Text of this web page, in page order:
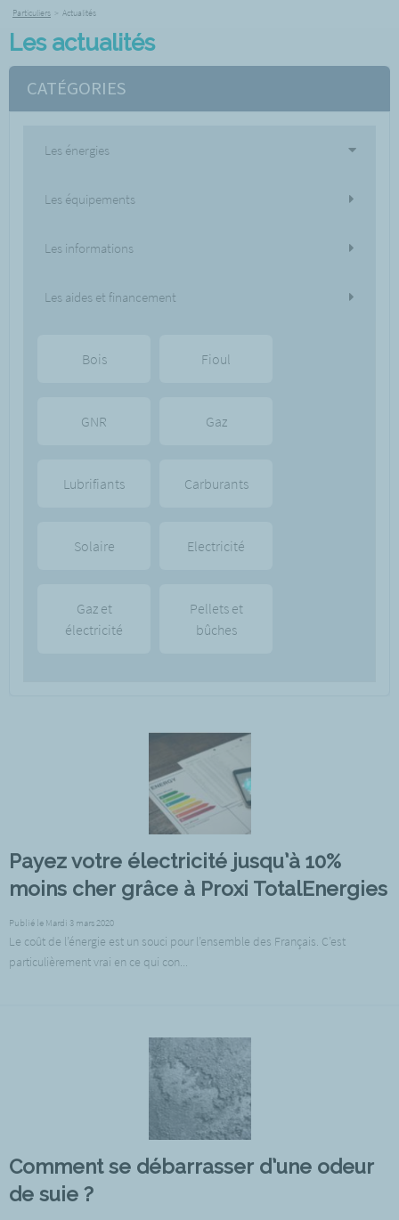
Particuliers > Actualités
Les actualités
CATÉGORIES
Les énergies
Les équipements
Les informations
Les aides et financement
Bois Fioul
GNR Gaz
Lubrifiants Carburants
Solaire Electricité
Gaz et
électricité
Pellets et
bûches
Payez votre électricité jusqu’à 10%
moins cher grâce à Proxi TotalEnergies
Publié le Mardi 3 mars 2020
Le coût de l’énergie est un souci pour l’ensemble des Français. C’est
particulièrement vrai en ce qui con...
Comment se débarrasser d’une odeur
de suie ?